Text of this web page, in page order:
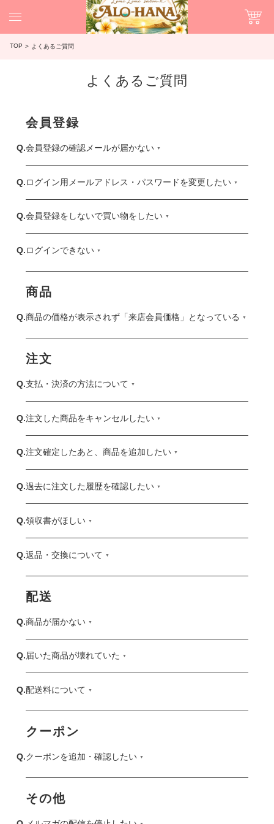
TOP よくあるご質問
よくあるご質問
会員登録
会員登録の確認メールが届かない
ログイン用メールアドレス・パスワードを変更したい
会員登録をしないで買い物をしたい
ログインできない
商品
商品の価格が表示されず「来店会員価格」となっている
注文
支払・決済の方法について
注文した商品をキャンセルしたい
注文確定したあと、商品を追加したい
過去に注文した履歴を確認したい
領収書がほしい
返品・交換について
配送
商品が届かない
届いた商品が壊れていた
配送料について
クーポン
クーポンを追加・確認したい
その他